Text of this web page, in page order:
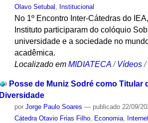
Olavo Setubal , Institucional
No 1º Encontro Inter-Cátedras do
Instituto participaram do colóquio
universidade e a sociedade no
acadêmica.
Localizado em MIDIATECA /Vídeos /
Posse de Muniz Sodré como
Diversidade
porJorge Paulo Soares — publicado 22/09/
Cátedra Otavio Frias Filho, Economia,